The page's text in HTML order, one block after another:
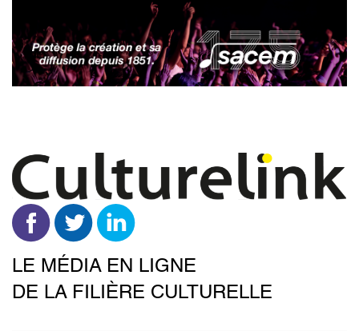
contenu
principal
LE MÉDIA EN LIGNE
DE LA FILIÈRE CULTURELLE